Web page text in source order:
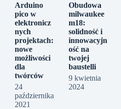
Arduino
pico w
elektronicz
nych
projektach:
nowe
możliwości
dla
twórców
24
października
2021
Obudowa
milwaukee
m18:
solidność i
innowacyjn
ość na
twojej
baustelli
9 kwietnia
2024